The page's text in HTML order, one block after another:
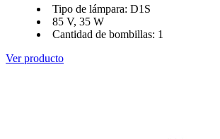
Tipo de lámpara: D1S
85 V, 35 W
Cantidad de bombillas: 1
Ver producto